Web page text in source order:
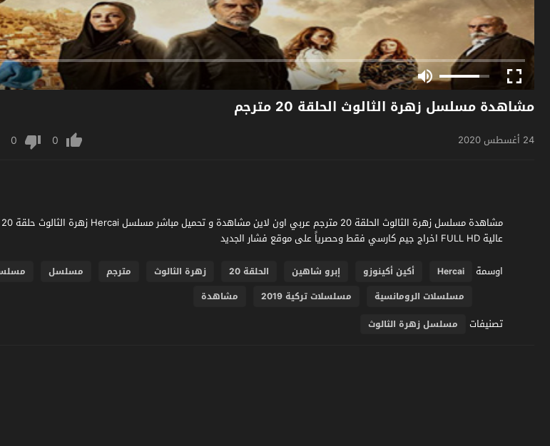
مشاهدة مسلسل زهرة الثالوث الحلقة 20 مترجم
24 أغسطس 2020 0
0
عالية FULL HD اخراج جيم كارسي فقط وحصرياً على موقع فشار الجديد
اوسمة
Hercai أكين أكينوزو إبرو شاهين الحلقة 20 زهرة الثالوث مترجم مسلسل
مسلسلات الرومانسية
مسلسلات تركية 2019 مشاهدة
تصنيفات مسلسل زهرة الثالوث